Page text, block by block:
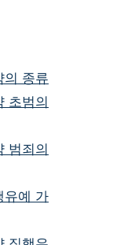
의 종류
초범의
범죄의
유예 가